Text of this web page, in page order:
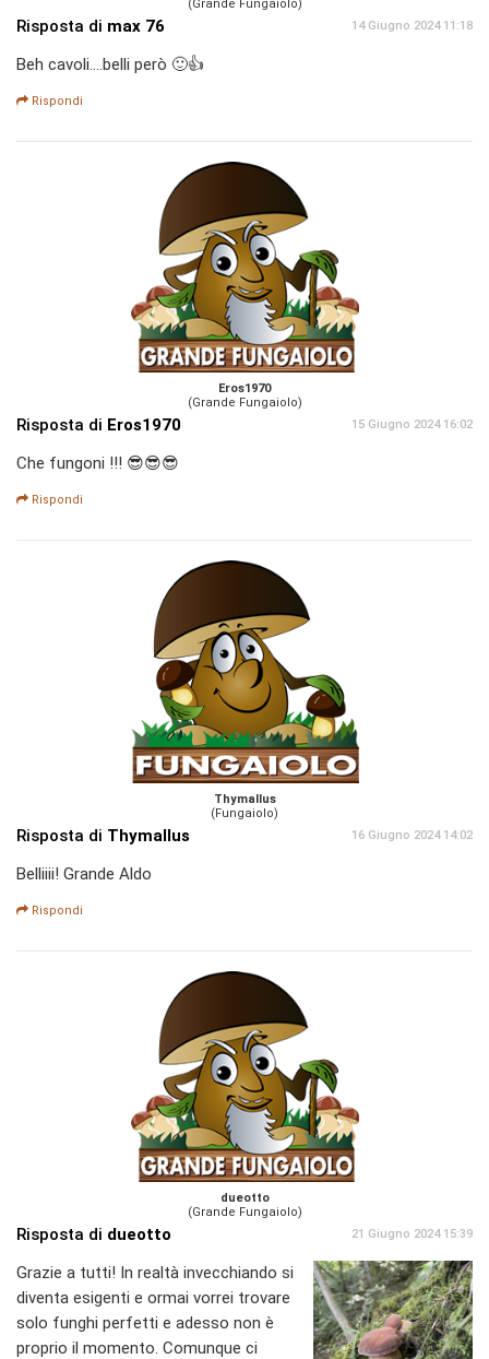
(Grande Fungaiolo)
Risposta di max 76 14 Giugno 2024 11:18
Beh cavoli....belli però 🙂👍
Rispondi
Eros1970
(Grande Fungaiolo)
Risposta di Eros1970 15 Giugno 2024 16:02
Che fungoni !!! 😎😎😎
Rispondi
Thymallus
(Fungaiolo)
Risposta di Thymallus 16 Giugno 2024 14:02
Belliiii! Grande Aldo
Rispondi
dueotto
(Grande Fungaiolo)
Risposta di dueotto 21 Giugno 2024 15:39
Grazie a tutti! In realtà invecchiando si
diventa esigenti e ormai vorrei trovare
solo funghi perfetti e adesso non è
proprio il momento. Comunque ci